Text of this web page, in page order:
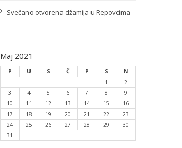
Svečano otvorena džamija u Repovcima
Maj 2021
P U S Č P S
N
1
2
3
4 5 6 7 8
9
10
11 12 13 14 15
16
17
18 19 20 21 22
23
24
25 26 27 28 29
30
31